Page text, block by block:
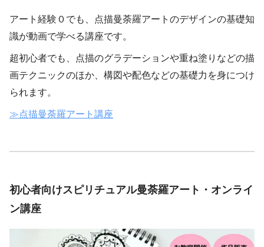
アート経験０でも、点描曼荼羅アートのデザインの基礎知
識が動画で学べる講座です。
超初心者でも、点描のグラデーションや重ね塗りなどの描
画テクニックのほか、構図や配色などの基礎力を身につけ
られます。
≫点描曼荼羅アート講座
初心者向けスピリチュアル曼荼羅アート・オンライ
ン講座